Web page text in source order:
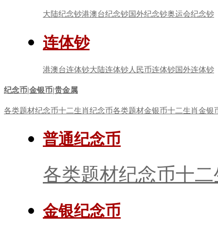
大陆纪念钞港澳台纪念钞国外纪念钞奥运会纪念钞
连体钞
港澳台连体钞大陆连体钞 人民币连体钞国外连体钞
纪念币|金银币|贵金属
各类题材纪念币十二生肖纪念币各类题材金银币十二生肖金银
普通纪念币
各类题材纪念币十
金银纪念币